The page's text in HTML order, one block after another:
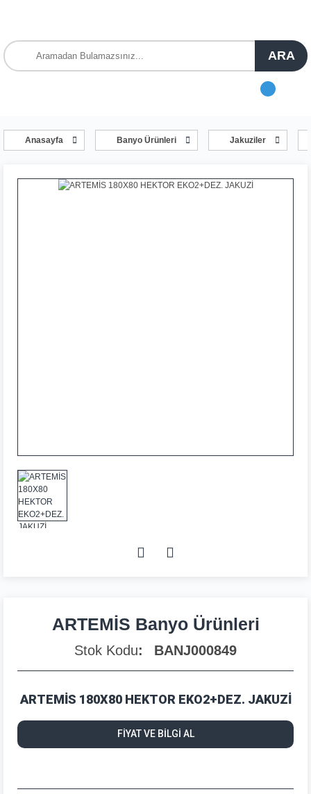
ARA
Anasayfa Banyo Ürünleri Jakuziler
ARTEMİS Banyo Ürünleri
Stok Kodu BANJ000849
ARTEMİS 180X80 HEKTOR EKO2+DEZ. JAKUZİ
FİYAT VE BİLGİ AL